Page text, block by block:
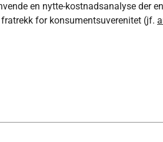
en nytte-kostnadsanalyse der
for konsumentsuverenitet (jf.